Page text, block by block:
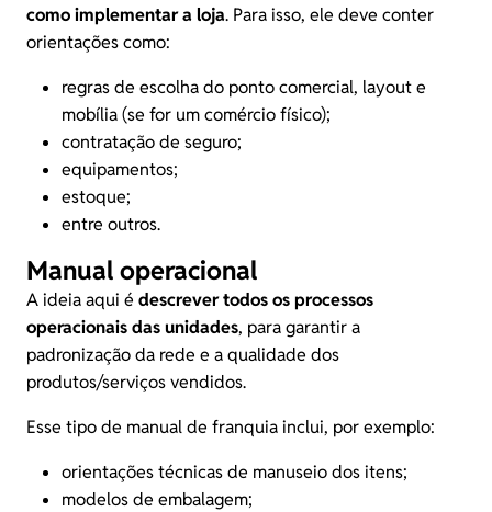
como implementar a loja. Para isso, ele deve conter
orientações como:
regras de escolha do ponto comercial, layout e
mobília (se for um comércio físico);
contratação de seguro;
equipamentos;
estoque;
entre outros.
Manual operacional
A ideia aqui é descrever todos os processos
operacionais das unidades, para garantir a
padronização da rede e a qualidade dos
produtos/serviços vendidos.
Esse tipo de manual de franquia inclui, por exemplo:
orientações técnicas de manuseio dos itens;
modelos de embalagem;